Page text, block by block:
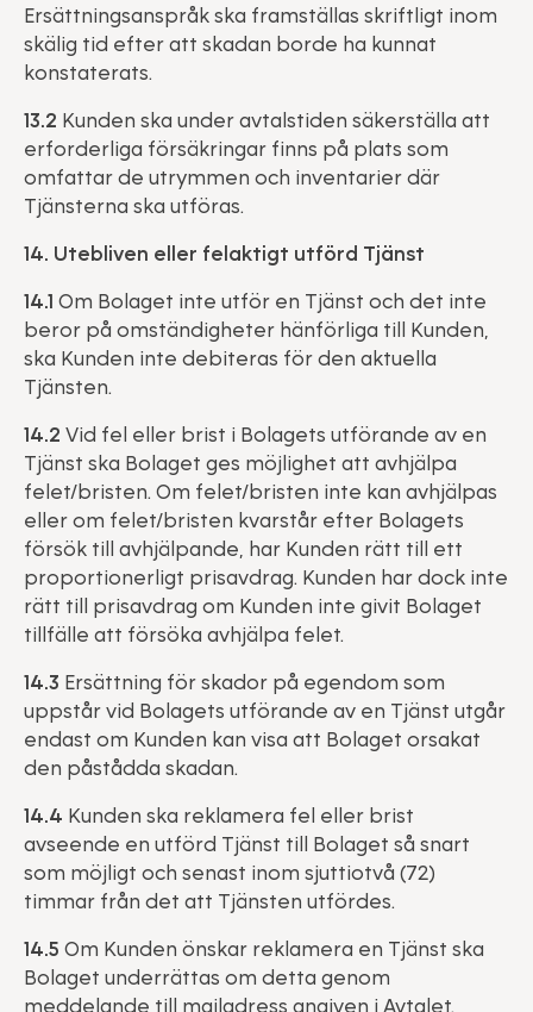
Ersättningsanspråk ska framställas skriftligt inom
skälig tid efter att skadan borde ha kunnat
konstaterats.
13.2 Kunden ska under avtalstiden säkerställa att
erforderliga försäkringar finns på plats som
omfattar de utrymmen och inventarier där
Tjänsterna ska utföras.
14. Utebliven eller felaktigt utförd Tjänst
14.1 Om Bolaget inte utför en Tjänst och det inte
beror på omständigheter hänförliga till Kunden,
ska Kunden inte debiteras för den aktuella
Tjänsten.
14.2 Vid fel eller brist i Bolagets utförande av en
Tjänst ska Bolaget ges möjlighet att avhjälpa
felet/bristen. Om felet/bristen inte kan avhjälpas
eller om felet/bristen kvarstår efter Bolagets
försök till avhjälpande, har Kunden rätt till ett
proportionerligt prisavdrag. Kunden har dock inte
rätt till prisavdrag om Kunden inte givit Bolaget
tillfälle att försöka avhjälpa felet.
14.3 Ersättning för skador på egendom som
uppstår vid Bolagets utförande av en Tjänst utgår
endast om Kunden kan visa att Bolaget orsakat
den påstådda skadan.
14.4 Kunden ska reklamera fel eller brist
avseende en utförd Tjänst till Bolaget så snart
som möjligt och senast inom sjuttiotvå (72)
timmar från det att Tjänsten utfördes.
14.5 Om Kunden önskar reklamera en Tjänst ska
Bolaget underrättas om detta genom
meddelande till mailadress angiven i Avtalet.